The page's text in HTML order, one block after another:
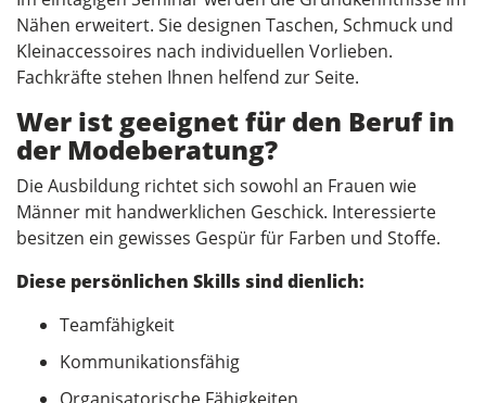
Nähen erweitert. Sie designen Taschen, Schmuck und
Kleinaccessoires nach individuellen Vorlieben.
Fachkräfte stehen Ihnen helfend zur Seite.
Wer ist geeignet für den Beruf in
der Modeberatung?
Die Ausbildung richtet sich sowohl an Frauen wie
Männer mit handwerklichen Geschick. Interessierte
besitzen ein gewisses Gespür für Farben und Stoffe.
Diese persönlichen Skills sind dienlich:
Teamfähigkeit
Kommunikationsfähig